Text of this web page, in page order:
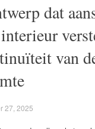
dat
van
27, 2025